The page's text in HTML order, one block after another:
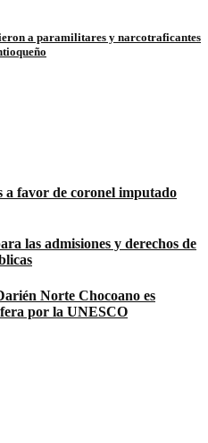
a paramilitares y narcotraficantes
a favor de coronel imputado
las admisiones y derechos de
Norte Chocoano es
por la UNESCO